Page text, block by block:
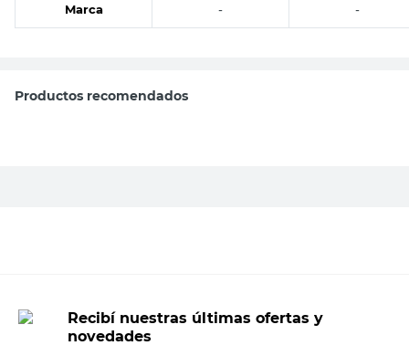
Marca - -
Productos recomendados
Recibí nuestras últimas ofertas y
novedades